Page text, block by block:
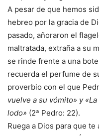
A pesar de que hemos
hebreo por la gracia de
pasado, añoraron el
maltratada, extraña a su
se rinde frente a una
recuerda el perfume de
proverbio con el que
vuelve a su vómito» y
lodo» (2ª Pedro: 22).
Ruega a Dios para que